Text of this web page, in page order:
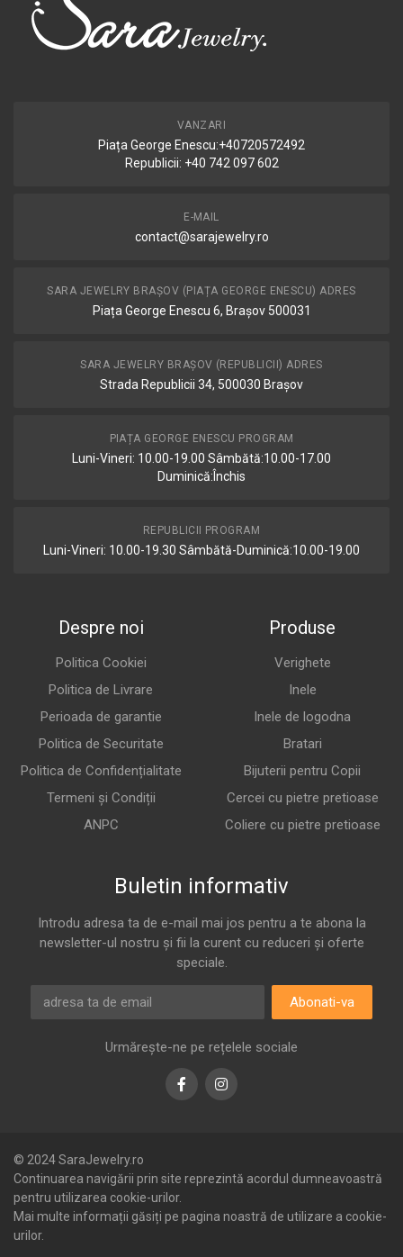
VANZARI
Piața George Enescu:+40720572492
Republicii: +40 742 097 602
E-MAIL
contact@sarajewelry.ro
SARA JEWELRY BRAȘOV (PIAȚA GEORGE ENESCU) ADRES
Piața George Enescu 6, Brașov 500031
SARA JEWELRY BRAȘOV (REPUBLICII) ADRES
Strada Republicii 34, 500030 Brașov
PIAȚA GEORGE ENESCU PROGRAM
Luni-Vineri: 10.00-19.00 Sâmbătă:10.00-17.00
Duminică:Închis
REPUBLICII PROGRAM
Luni-Vineri: 10.00-19.30 Sâmbătă-Duminică:10.00-19.00
Despre noi
Politica Cookiei
Politica de Livrare
Perioada de garantie
Politica de Securitate
Politica de Confidențialitate
Termeni și Condiții
ANPC
Produse
Verighete
Inele
Inele de logodna
Bratari
Bijuterii pentru Copii
Cercei cu pietre pretioase
Coliere cu pietre pretioase
Buletin informativ
Introdu adresa ta de e-mail mai jos pentru a te abona la
newsletter-ul nostru și fii la curent cu reduceri și oferte
speciale.
Abonati-va
Urmărește-ne pe rețelele sociale
FacebookInstagram
© 2024 SaraJewelry.ro
Continuarea navigării prin site reprezintă acordul dumneavoastră
pentru utilizarea cookie-urilor.
Mai multe informații găsiți pe pagina noastră de utilizare a cookie-
urilor.